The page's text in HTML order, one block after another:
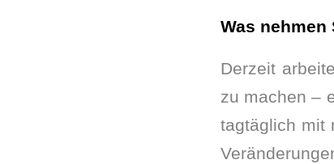
Was
Derzeit
zu machen –
tagtäglich mit